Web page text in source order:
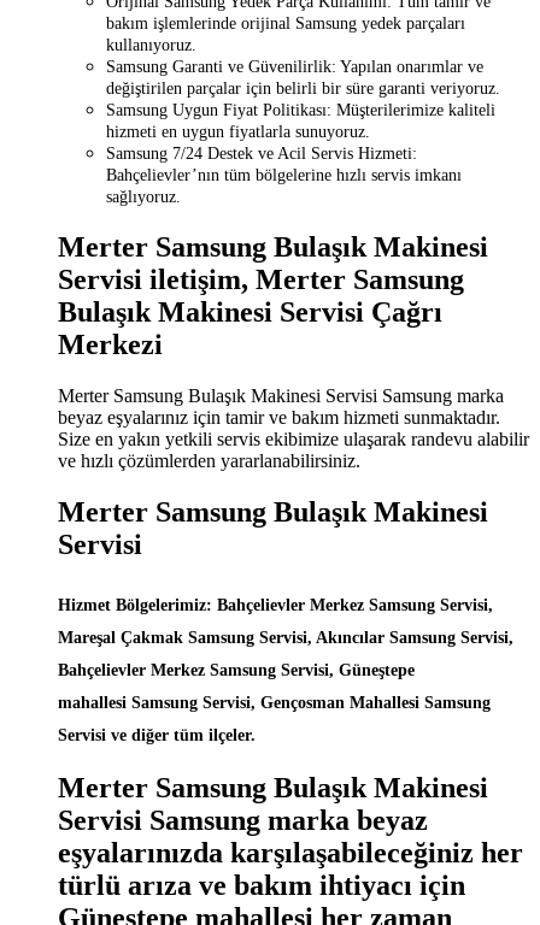
bakım işlemlerinde orijinal Samsung yedek parçaları
kullanıyoruz.
Samsung Garanti ve Güvenilirlik: Yapılan onarımlar ve
değiştirilen parçalar için belirli bir süre garanti veriyoruz.
Samsung Uygun Fiyat Politikası: Müşterilerimize kaliteli
hizmeti en uygun fiyatlarla sunuyoruz.
Samsung 7/24 Destek ve Acil Servis Hizmeti:
Bahçelievler’nın tüm bölgelerine hızlı servis imkanı
sağlıyoruz.
Merter Samsung Bulaşık Makinesi
Servisi iletişim, Merter Samsung
Bulaşık Makinesi Servisi Çağrı
Merkezi
Merter Samsung Bulaşık Makinesi Servisi Samsung marka
beyaz eşyalarınız için tamir ve bakım hizmeti sunmaktadır.
Size en yakın yetkili servis ekibimize ulaşarak randevu alabilir
ve hızlı çözümlerden yararlanabilirsiniz.
Merter Samsung Bulaşık Makinesi
Servisi
Hizmet Bölgelerimiz: Bahçelievler Merkez Samsung Servisi,
Mareşal Çakmak Samsung Servisi, Akıncılar Samsung Servisi,
Bahçelievler Merkez Samsung Servisi, Güneştepe
mahallesi Samsung Servisi, Gençosman Mahallesi Samsung
Servisi ve diğer tüm ilçeler.
Merter Samsung Bulaşık Makinesi
Servisi Samsung marka beyaz
eşyalarınızda karşılaşabileceğiniz her
türlü arıza ve bakım ihtiyacı için
Güneştepe mahallesi her zaman